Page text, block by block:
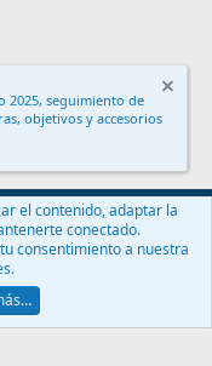
privacidad
Ayuda
Ltd.
2025, seguimiento de
objetivos y accesorios
el contenido, adaptar la
conectado.
consentimiento a nuestra